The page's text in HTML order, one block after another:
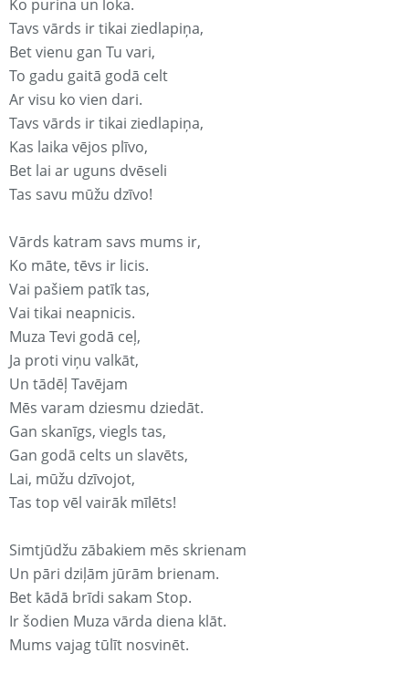
Ko purina un loka.
Tavs vārds ir tikai ziedlapiņa,
Bet vienu gan Tu vari,
To gadu gaitā godā celt
Ar visu ko vien dari.
Tavs vārds ir tikai ziedlapiņa,
Kas laika vējos plīvo,
Bet lai ar uguns dvēseli
Tas savu mūžu dzīvo!
Vārds katram savs mums ir,
Ko māte, tēvs ir licis.
Vai pašiem patīk tas,
Vai tikai neapnicis.
Muza Tevi godā ceļ,
Ja proti viņu valkāt,
Un tādēļ Tavējam
Mēs varam dziesmu dziedāt.
Gan skanīgs, viegls tas,
Gan godā celts un slavēts,
Lai, mūžu dzīvojot,
Tas top vēl vairāk mīlēts!
Simtjūdžu zābakiem mēs skrienam
Un pāri dziļām jūrām brienam.
Bet kādā brīdi sakam Stop.
Ir šodien Muza vārda diena klāt.
Mums vajag tūlīt nosvinēt.